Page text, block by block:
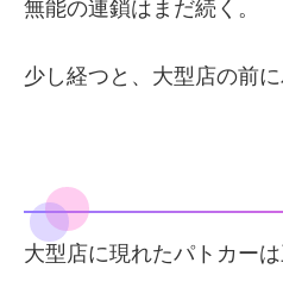
無能の連鎖はまだ続く。
少し経つと、大型店の前
大型店に現れたパトカーは